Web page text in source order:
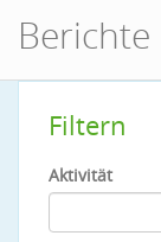
Berichte
Filtern
Aktivität